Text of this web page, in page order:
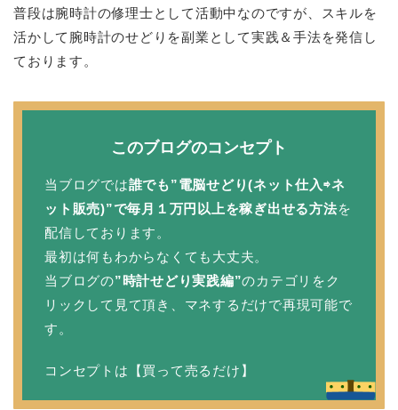
普段は腕時計の修理士として活動中なのですが、スキルを
活かして腕時計のせどりを副業として実践＆手法を発信し
ております。
このブログのコンセプト
当ブログでは誰でも”電脳せどり(ネット仕入⇨ネ
ット販売)”で毎月１万円以上を稼ぎ出せる方法を
配信しております。
最初は何もわからなくても大丈夫。
当ブログの”時計せどり実践編”のカテゴリをク
リックして見て頂き、マネするだけで再現可能で
す。
コンセプトは【買って売るだけ】